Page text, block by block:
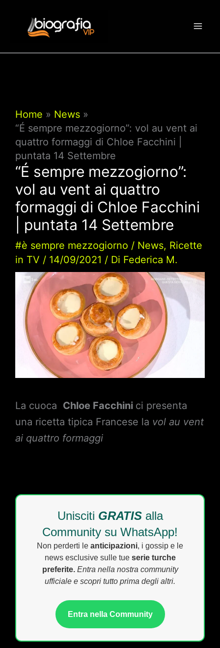
contenuto
Home
News
“É sempre mezzogiorno”: vol au vent ai
quattro formaggi di Chloe Facchini |
puntata 14 Settembre
“É sempre mezzogiorno”:
vol au vent ai quattro
formaggi di Chloe Facchini
| puntata 14 Settembre
#è sempre mezzogiorno / News, Ricette
in TV / 14/09/2021 / Di Federica M.
La cuoca Chloe Facchini ci presenta
una ricetta tipica Francese la vol au vent
ai quattro formaggi
Unisciti GRATISalla
Community su WhatsApp!
Non perderti le anticipazioni, i gossip e le
news esclusive sulle tue serie turche
preferite. Entra nella nostra community
ufficiale e scopri tutto prima degli altri.
Entra nella Community